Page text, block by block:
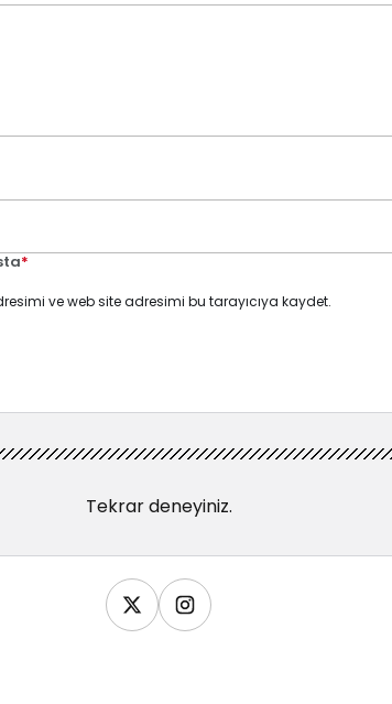
*
ve web site adresimi bu tarayıcıya kaydet.
Tekrar deneyiniz.